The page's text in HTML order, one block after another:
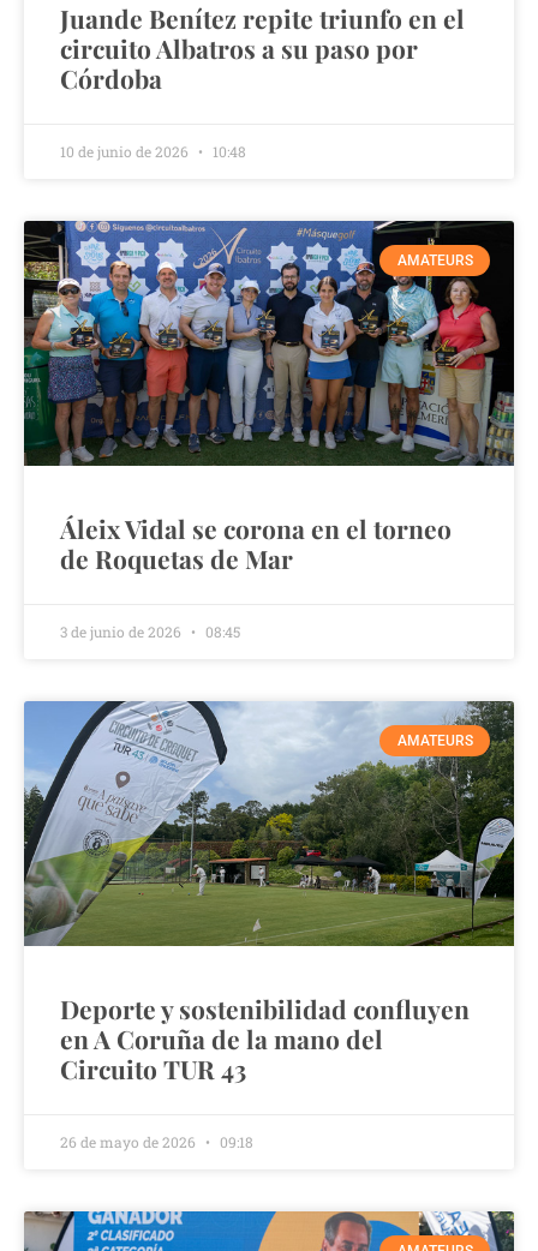
Juande Benítez repite triunfo en el
circuito Albatros a su paso por
Córdoba
10 de junio de 2026 10:48
AMATEURS
Áleix Vidal se corona en el torneo
de Roquetas de Mar
3 de junio de 2026 08:45
AMATEURS
Deporte y sostenibilidad confluyen
en A Coruña de la mano del
Circuito TUR 43
26 de mayo de 2026 09:18